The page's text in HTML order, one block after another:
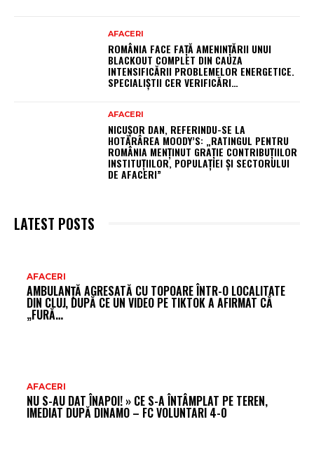
AFACERI
ROMÂNIA FACE FAȚĂ AMENINȚĂRII UNUI
BLACKOUT COMPLET DIN CAUZA
INTENSIFICĂRII PROBLEMELOR ENERGETICE.
SPECIALIȘTII CER VERIFICĂRI…
AFACERI
NICUȘOR DAN, REFERINDU-SE LA
HOTĂRÂREA MOODY’S: „RATINGUL PENTRU
ROMÂNIA MENȚINUT GRAȚIE CONTRIBUȚIILOR
INSTITUȚIILOR, POPULAȚIEI ȘI SECTORULUI
DE AFACERI”
LATEST POSTS
AFACERI
AMBULANȚĂ AGRESATĂ CU TOPOARE ÎNTR-O LOCALITATE
DIN CLUJ, DUPĂ CE UN VIDEO PE TIKTOK A AFIRMAT CĂ
„FURĂ…
AFACERI
NU S-AU DAT ÎNAPOI! » CE S-A ÎNTÂMPLAT PE TEREN,
IMEDIAT DUPĂ DINAMO – FC VOLUNTARI 4-0